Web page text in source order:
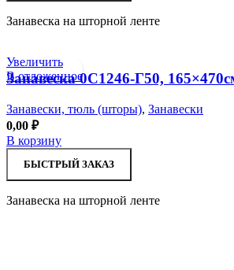
Занавеска на шторной ленте
Увеличить
В отложенное
Занавеска 0С1246-Г50,
Занавески, тюль (шторы), Занавески
0,00 ₽
В корзину
БЫСТРЫЙ ЗАКАЗ
Занавеска на шторной ленте